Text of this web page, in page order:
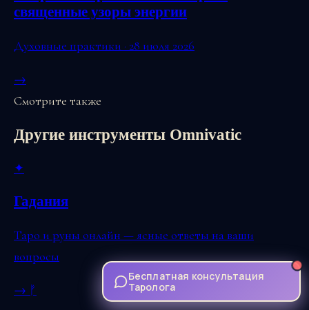
священные узоры энергии
Духовные практики · 28 июля 2026
→
Смотрите также
Другие инструменты Omnivatic
✦
Гадания
Таро и руны онлайн — ясные ответы на ваши
вопросы
→ ᚠ
Бесплатная консультация
Таролога